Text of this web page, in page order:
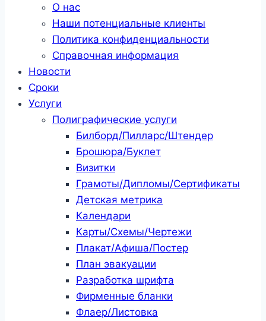
О нас
Наши потенциальные клиенты
Политика конфиденциальности
Справочная информация
Новости
Сроки
Услуги
Полиграфические услуги
Билборд/Пилларс/Штендер
Брошюра/Буклет
Визитки
Грамоты/Дипломы/Сертификаты
Детская метрика
Календари
Карты/Схемы/Чертежи
Плакат/Афиша/Постер
План эвакуации
Разработка шрифта
Фирменные бланки
Флаер/Листовка